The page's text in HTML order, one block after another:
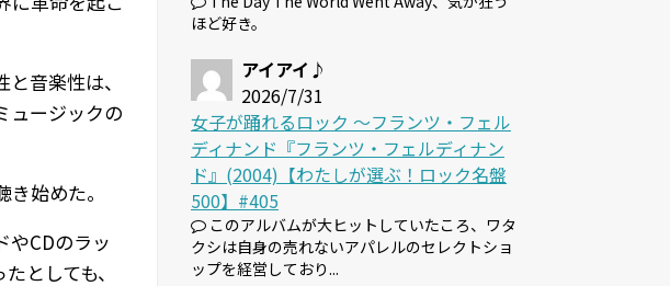
音楽性は、
ュージックの
始めた。
やCDのラッ
としても、
ほど好き。
アイアイ♪
2026/7/31
女子が踊れるロック 〜フランツ・フェル
ディナンド『フランツ・フェルディナン
ド』(2004)【わたしが選ぶ！ロック名盤
500】#405
このアルバムが大ヒットしていたころ、ワタ
クシは自身の売れないアパレルのセレクトショ
ップを経営しており...